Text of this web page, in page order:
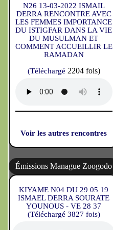
N26 13-03-2022 ISMAIL
DERRA RENCONTRE AVEC
LES FEMMES IMPORTANCE
DU ISTIGFAR DANS LA VIE
DU MUSULMAN ET
COMMENT ACCUEILLIR LE
RAMADAN
(Téléchargé 2204 fois)
Voir les autres rencontres
Émissions Manague Zoogodo
KIYAME N04 DU 29 05 19
ISMAEL DERRA SOURATE
YOUNOUS - VE 28 37
(Téléchargé 3827 fois)